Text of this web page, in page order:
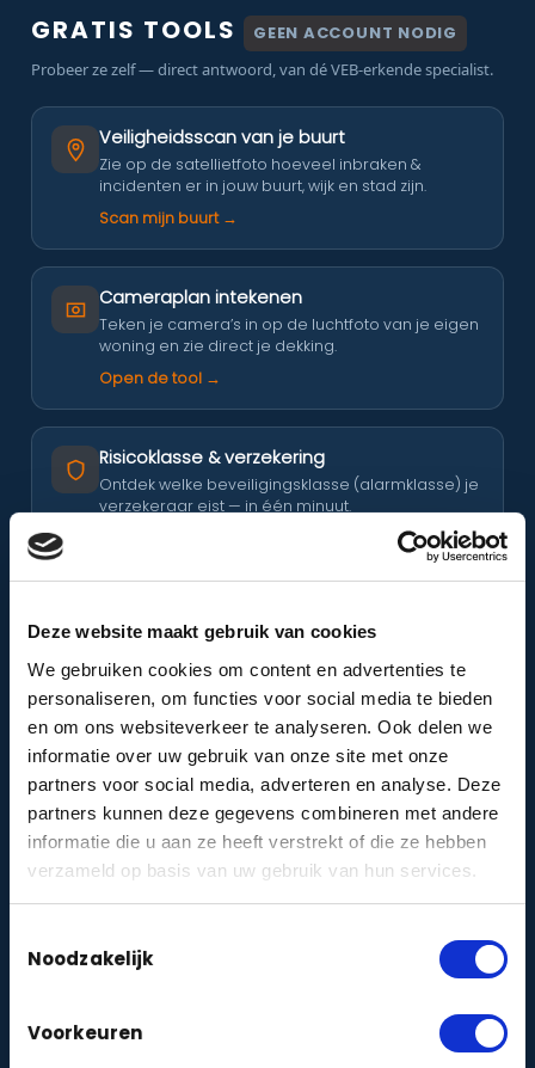
Deze website maakt gebruik van cookies
We gebruiken cookies om content en advertenties te
personaliseren, om functies voor social media te bieden
en om ons websiteverkeer te analyseren. Ook delen we
informatie over uw gebruik van onze site met onze
partners voor social media, adverteren en analyse. Deze
partners kunnen deze gegevens combineren met andere
informatie die u aan ze heeft verstrekt of die ze hebben
verzameld op basis van uw gebruik van hun services.
Noodzakelijk
Voorkeuren
GRATIS TOOLS GEEN ACCOUNT NODIG
Probeer ze zelf — direct antwoord, van dé VEB-erkende specialist.
Veiligheidsscan van je buurt
Zie op de satellietfoto hoeveel inbraken &
incidenten er in jouw buurt, wijk en stad zijn.
Scan mijn buurt →
Cameraplan intekenen
Teken je camera’s in op de luchtfoto van je eigen
woning en zie direct je dekking.
Open de tool →
Risicoklasse & verzekering
Ontdek welke beveiligingsklasse (alarmklasse) je
verzekeraar eist — in één minuut.
Stel een AVG-proof cameraprotocol samen voor
je Vereniging van Eigenaren.
Maak protocol →
Woon ik veilig?
Doe de korte veiligheidsquiz en krijg direct
persoonlijk advies voor jouw woning.
DIENSTEN
particulier